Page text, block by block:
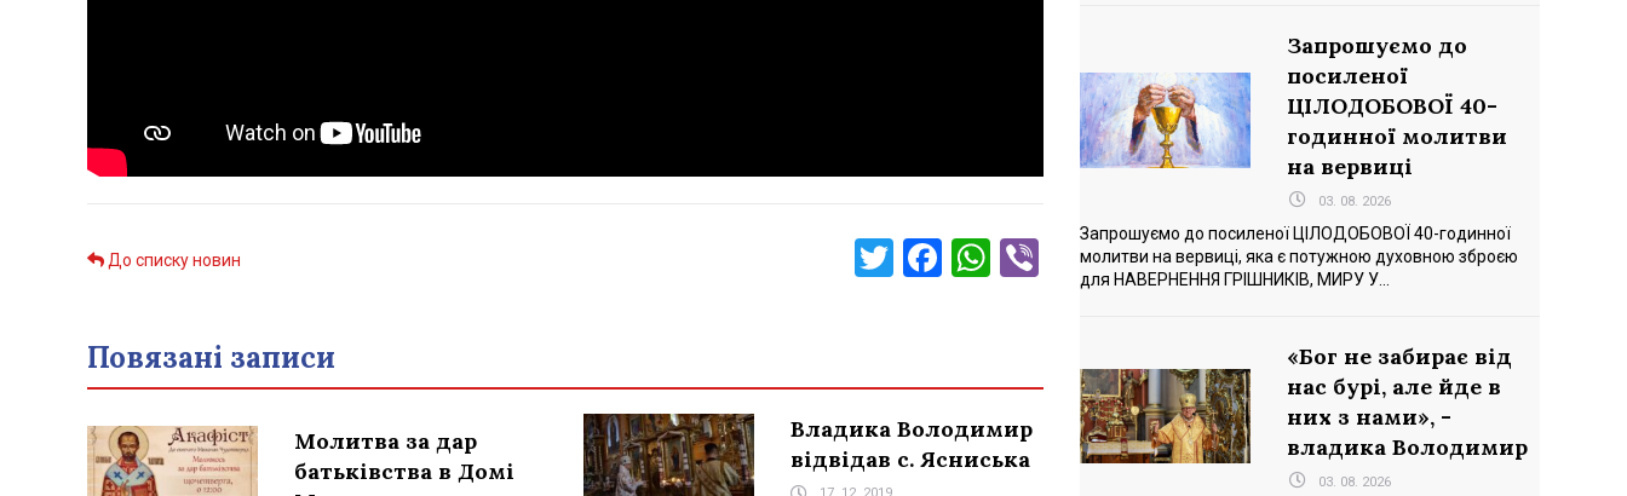
До списку новин Twitter
Facebook
WhatsApp
Viber
Повязані записи
Молитва за дар
батьківства в Домі
Владика Володимир
відвідав с. Ясниська
Запрошуємо до
посиленої
ЦІЛОДОБОВОЇ 40-
годинної молитви
на вервиці
03. 08. 2026
Запрошуємо до посиленої ЦІЛОДОБОВОЇ 40-годинної
молитви на вервиці, яка є потужною духовною зброєю
для НАВЕРНЕННЯ ГРІШНИКІВ, МИРУ У...
«Бог не забирає від
нас бурі, але йде в
них з нами», -
владика Володимир
03. 08. 2026